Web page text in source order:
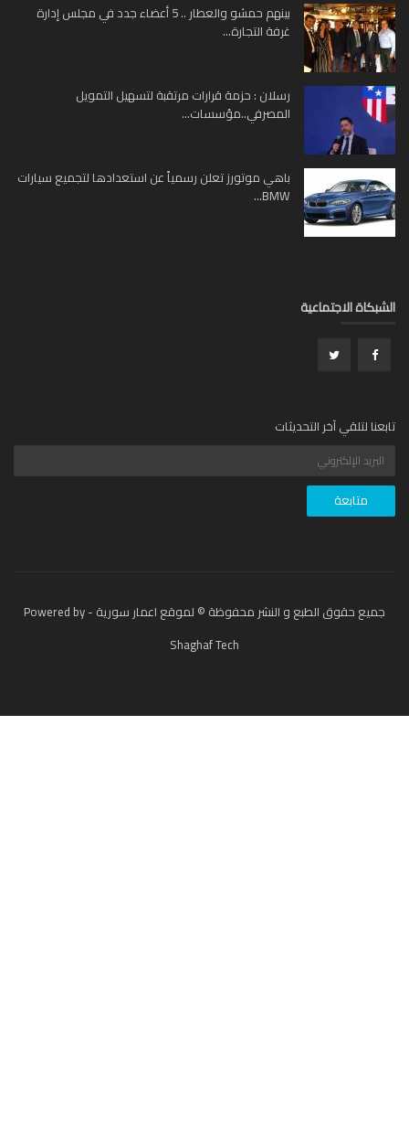
بينهم حمشو والعطار .. 5 أعضاء جدد في مجلس إدارة
غرفة التجارة...
رسلان : حزمة قرارات مرتقبة لتسهيل التمويل
المصرفي..مؤسسات...
باهي موتورز تعلن رسمياً عن استعدادها لتجميع سيارات
BMW...
الاجتماعية
لتلقي آخر التحديثات
جميع حقوق الطبع و النشر محفوظة © لموقع اعمار سورية - Powered by
Shaghaf Tech